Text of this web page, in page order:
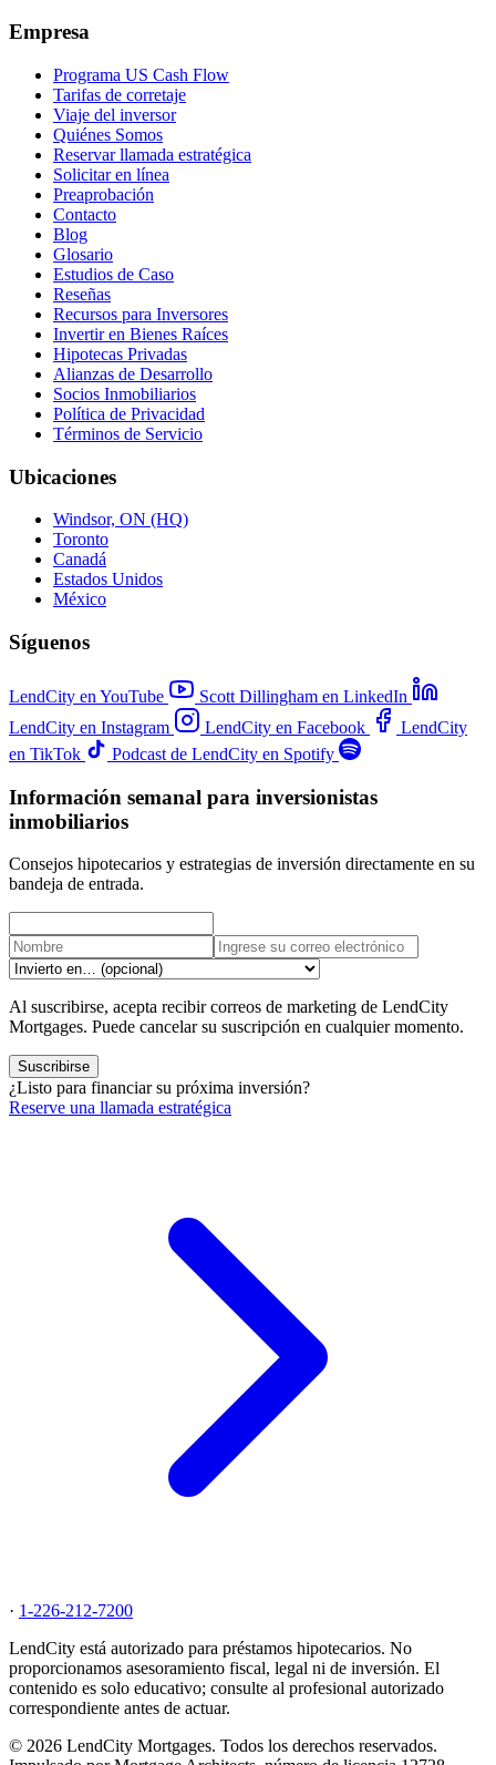
Empresa
Programa US Cash Flow
Tarifas de corretaje
Viaje del inversor
Quiénes Somos
Reservar llamada estratégica
Solicitar en línea
Preaprobación
Contacto
Blog
Glosario
Estudios de Caso
Reseñas
Recursos para Inversores
Invertir en Bienes Raíces
Hipotecas Privadas
Alianzas de Desarrollo
Socios Inmobiliarios
Política de Privacidad
Términos de Servicio
Ubicaciones
Windsor, ON (HQ)
Toronto
Canadá
Estados Unidos
México
Síguenos
LendCity en YouTube
Scott Dillingham en LinkedIn
LendCity en Instagram
LendCity en Facebook
LendCity
en TikTok
Podcast de LendCity en Spotify
Información semanal para inversionistas
inmobiliarios
Consejos hipotecarios y estrategias de inversión directamente en su
bandeja de entrada.
Al suscribirse, acepta recibir correos de marketing de LendCity
Mortgages. Puede cancelar su suscripción en cualquier momento.
Suscribirse
¿Listo para financiar su próxima inversión?
Reserve una llamada estratégica
· 1-226-212-7200
LendCity está autorizado para préstamos hipotecarios. No
proporcionamos asesoramiento fiscal, legal ni de inversión. El
contenido es solo educativo; consulte al profesional autorizado
correspondiente antes de actuar.
© 2026 LendCity Mortgages. Todos los derechos reservados.